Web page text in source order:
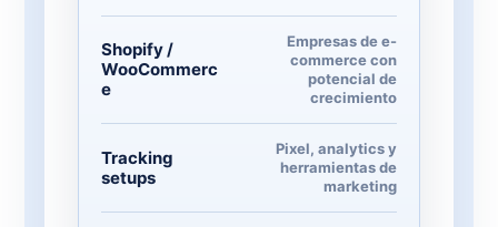
Shopify /
WooCommerc
e
Empresas de e-
commerce con
potencial de
crecimiento
Tracking
setups
Pixel, analytics y
herramientas de
marketing